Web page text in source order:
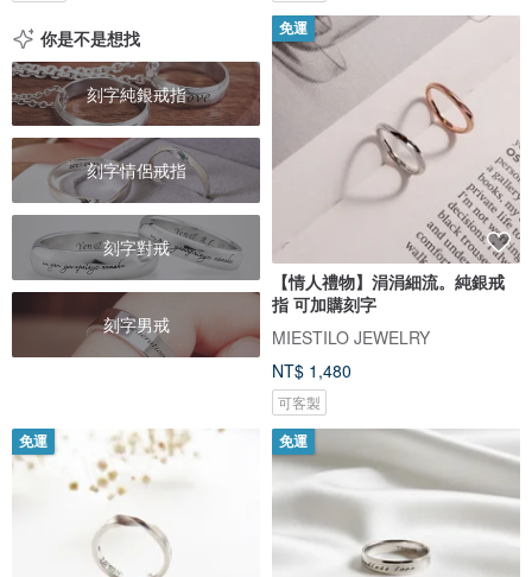
你是不是想找
刻字純銀戒指
刻字情侶戒指
刻字對戒
刻字男戒
免運
【情人禮物】涓涓細流。純銀戒
指 可加購刻字
MIESTILO JEWELRY
NT$ 1,480
可客製
免運 免運